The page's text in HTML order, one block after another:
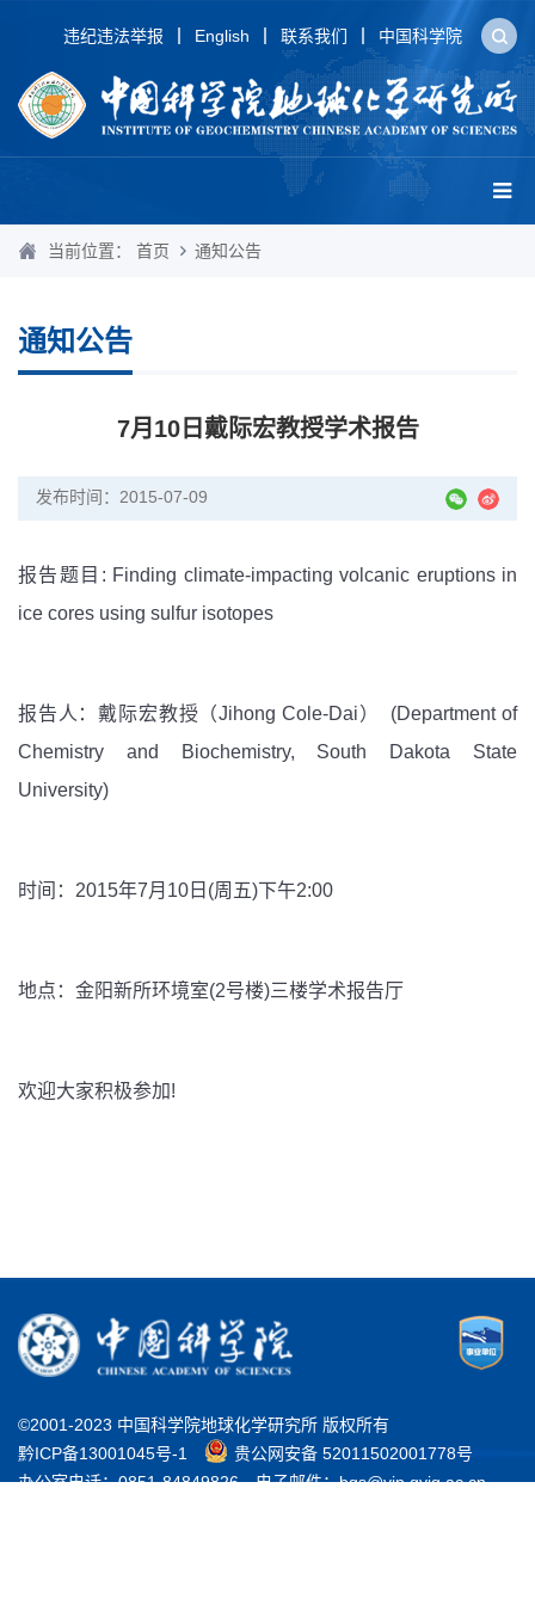
违纪违法举报 English 联系我们 中国科学院
当前位置： 首页 通知公告
通知公告
7月10日戴际宏教授学术报告
发布时间：2015-07-09
报告题目: Finding climate-impacting volcanic eruptions in
ice cores using sulfur isotopes
报告人：戴际宏教授（Jihong Cole-Dai）
(Department of
Chemistry and Biochemistry, South Dakota State
University)
时间：2015年7月10日(周五)下午2:00
地点：金阳新所环境室(2号楼)三楼学术报告厅
欢迎大家积极参加!
©2001-2023 中国科学院地球化学研究所 版权所有
黔ICP备13001045号-1
贵公网安备 52011502001778号
办公室电话：0851-84849826
电子邮件：bgs@vip.gyig.ac.cn